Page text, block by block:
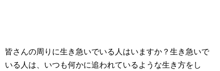
皆さんの周りに生き急いでいる人はいますか？生き急いで
いる人は、いつも何かに追われているような生き方をし